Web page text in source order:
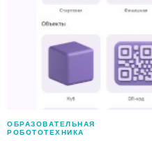
ОБРАЗОВАТЕЛЬНАЯ
РОБОТОТЕХНИКА